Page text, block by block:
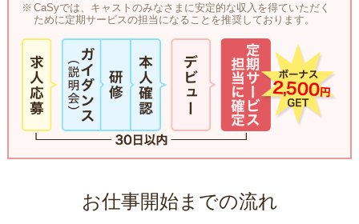
CaSyでは、キャストのみなさまに安定的な収入を得ていただく
ために定期サービスの担当になることを推奨しております。
お仕事開始までの流れ